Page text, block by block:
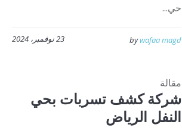
حي...
23 نوفمبر، 2024 bywafaa magd
مقالة
شركة كشف تسربات بحي
النفل الرياض